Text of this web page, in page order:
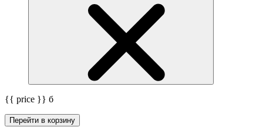
{{ price }} б
Перейти в корзину